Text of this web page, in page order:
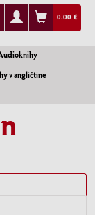
0.00 €
v angličtine